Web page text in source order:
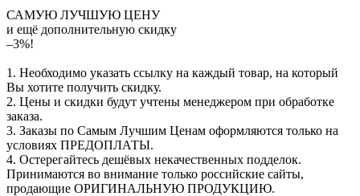
САМУЮ ЛУЧШУЮ ЦЕНУ
и ещё дополнительную скидку
–3%!
1. Необходимо указать ссылку на каждый товар, на который
Вы хотите получить скидку.
2. Цены и скидки будут учтены менеджером при обработке
заказа.
3. Заказы по Самым Лучшим Ценам оформляются только на
условиях ПРЕДОПЛАТЫ.
4. Остерегайтесь дешёвых некачественных подделок.
Принимаются во внимание только российские сайты,
продающие ОРИГИНАЛЬНУЮ ПРОДУКЦИЮ.